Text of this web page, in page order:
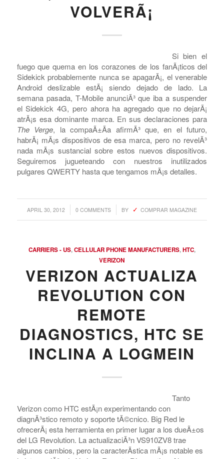
CARRIERS - US,T-MOBILE
T-MOBILE SACA DE LA
VENTA EL SIDEKICK
4G, PERO LA MARCA
VOLVERÃ¡
Si bien el
fuego que quema en los corazones de los fanÃ¡ticos del
Sidekick probablemente nunca se apagarÃ¡, el venerable
Android deslizable estÃ¡ siendo dejado de lado. La
semana pasada, T-Mobile anunciÃ³ que iba a suspender
el Sidekick 4G, pero ahora ha agregado que no dejarÃ¡
The Verge, la compaÃ±Ã­a afirmÃ³ que, en el futuro,
habrÃ¡ mÃ¡s dispositivos de esa marca, pero no revelÃ³
nada mÃ¡s sustancial sobre estos nuevos dispositivos.
APRIL 30, 2012
/ 0 COMMENTS
/ BY COMPRAR MAGAZINE
CELLULAR PHONE MANUFACTURERS
VERIZON
VERIZON ACTUALIZA
REVOLUTION CON
REMOTE
DIAGNOSTICS, HTC SE
INCLINA A LOGMEIN